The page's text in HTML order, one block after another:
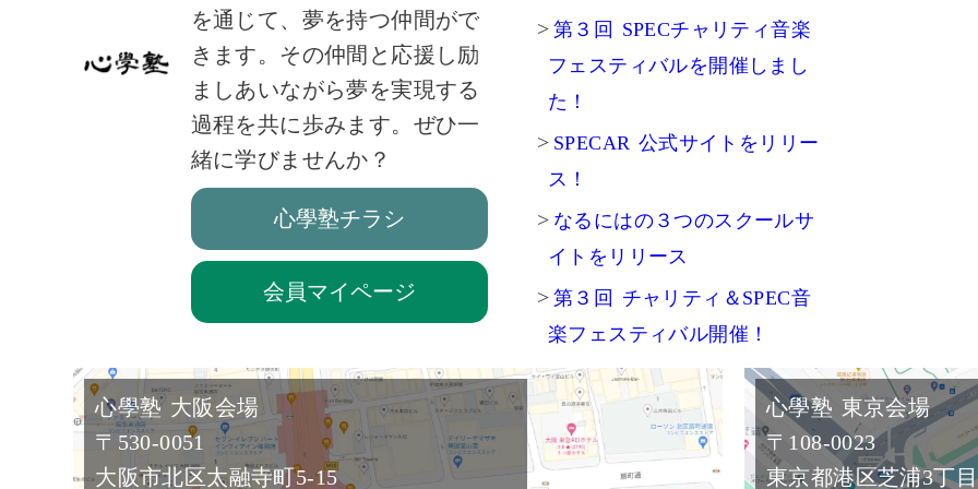
を通じて、夢を持つ仲間がで
きます。その仲間と応援し励
ましあいながら夢を実現する
過程を共に歩みます。ぜひ一
緒に学びませんか？
心學塾チラシ
会員マイページ
第３回 SPECチャリティ音楽
フェスティバルを開催しまし
た！
SPECAR 公式サイトをリリー
ス！
なるにはの３つのスクールサ
イトをリリース
第３回 チャリティ＆SPEC音
楽フェスティバル開催！
心學塾 大阪会場
〒530-0051
大阪市北区太融寺町5-15
心學塾 東京会場
〒108-0023
東京都港区芝浦3丁